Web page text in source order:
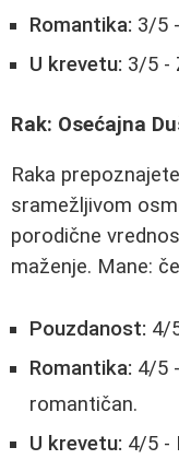
Romantika: 3/5
U krevetu: 3/5 -
Rak: Osećajna
Raka
sramežljivom
porodične
maženje. Mane:
Pouzdanost: 4/
Romantika: 4/5
romantičan.
U krevetu: 4/5 -